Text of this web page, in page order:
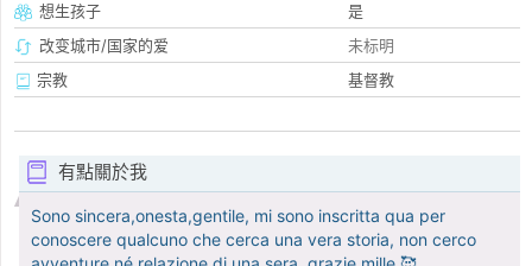
想生孩子
是
改变城市/国家的爱
未标明
宗教
基督教
有點關於我
Sono sincera,onesta,gentile, mi sono inscritta qua per
conoscere qualcuno che cerca una vera storia, non cerco